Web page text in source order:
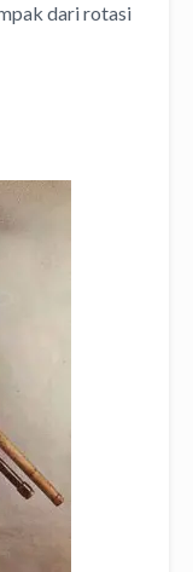
dari rotasi